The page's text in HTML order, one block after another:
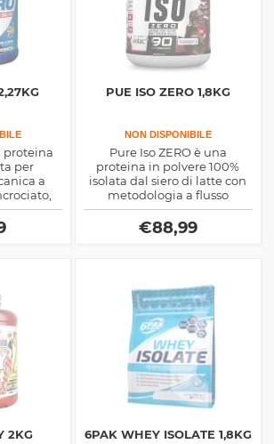
proteina
per
a
materia
e
PUE ISO ZERO 1,8KG
NON DISPONIBILE
Pure Iso ZERO è una
proteina in polvere 100%
isolata dal siero di latte con
metodologia a flusso
incorciato, solo amminoacidi
non denaturati e basse
percentauli di carboidrati e
€88,99
2KG 6PAK WHEY ISOLATE 1,8KG